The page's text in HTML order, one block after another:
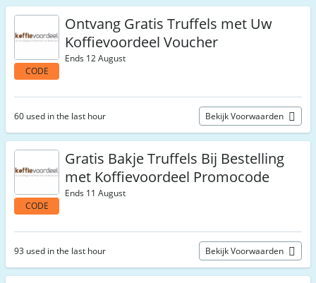
CODE
Ontvang Gratis Truffels met Uw
Koffievoordeel Voucher
Ends 12 August
60 used in the last hour Bekijk Voorwaarden
CODE
Gratis Bakje Truffels Bij Bestelling
met Koffievoordeel Promocode
Ends 11 August
93 used in the last hour Bekijk Voorwaarden